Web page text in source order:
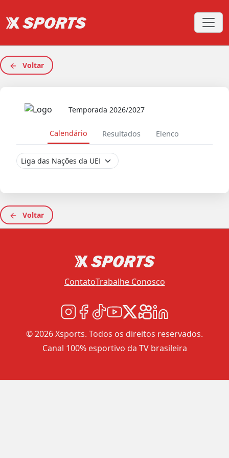
Voltar
Temporada 2026/2027
Calendário Resultados Elenco
Voltar
ContatoTrabalhe Conosco
© 2026 Xsports. Todos os direitos reservados.
Canal 100% esportivo da TV brasileira